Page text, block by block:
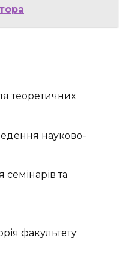
теоретичних
науково-
та